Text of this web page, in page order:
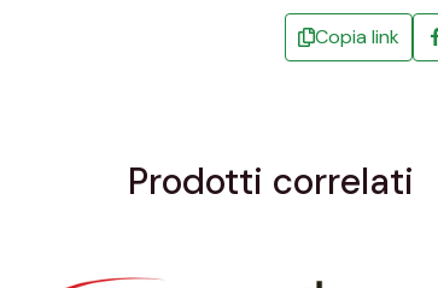
Copia link
Prodotti correlati